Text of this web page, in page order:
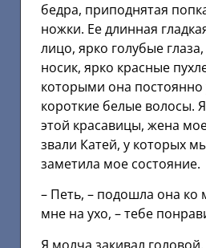
бедра, приподнятая
ножки. Ее длинная
лицо, ярко голубые
носик, ярко красные
которыми она постоянно
короткие белые волосы.
этой красавицы, жена
звали Катей, у которых
заметила мое состояние.
– Петь, – подошла она ко
мне на ухо, – тебе